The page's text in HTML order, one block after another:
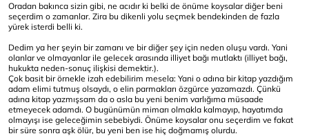
Oradan bakınca sizin gibi, ne acıdır ki belki de önüme koysalar diğer beni
seçerdim o zamanlar. Zira bu dikenli yolu seçmek bendekinden de fazla
yürek isterdi belli ki.
Dedim ya her şeyin bir zamanı ve bir diğer şey için neden oluşu vardı. Yani
olanlar ve olmayanlar ile gelecek arasında illiyet bağı mutlaktı (illiyet bağı,
hukukta neden-sonuç ilişkisi demektir.).
Çok basit bir örnekle izah edebilirim mesela: Yani o adına bir kitap yazdığım
adam elimi tutmuş olsaydı, o elin parmakları özgürce yazamazdı. Çünkü
adına kitap yazmışsam da o asla bu yeni benim varlığıma müsaade
etmeyecek adamdı. O bugünümün mimarı olmakla kalmayıp, hayatımda
olmayışı ise geleceğimin sebebiydi. Önüme koysalar onu seçerdim ve fakat
bir süre sonra aşk ölür, bu yeni ben ise hiç doğmamış olurdu.